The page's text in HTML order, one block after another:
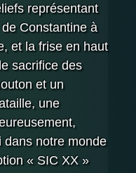
représentant
Constantine à
et la frise en haut
sacrifice des
et un
une
dans notre monde
« SIC XX »